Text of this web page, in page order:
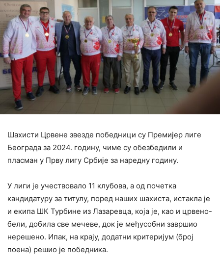
Шахисти Црвене звезде победници су Премијер лиге
Београда за 2024. годину, чиме су обезбедили и
пласман у Прву лигу Србије за наредну годину.
У лиги је учествовало 11 клубова, а од почетка
кандидатуру за титулу, поред наших шахиста, истакла је
и екипа ШК Турбине из Лазаревца, која је, као и црвено-
бели, добила све мечеве, док је међусобни завршио
нерешено. Ипак, на крају, додатни критеријум (број
поена) решио је победника.